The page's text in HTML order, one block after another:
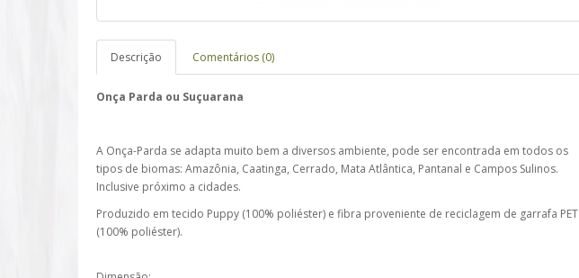
Descrição Comentários (0)
Onça Parda ou Suçuarana
A Onça-Parda se adapta muito bem a diversos ambiente, pode ser encontrada em todos os
tipos de biomas: Amazônia, Caatinga, Cerrado, Mata Atlântica, Pantanal e Campos Sulinos.
Inclusive próximo a cidades.
Produzido em tecido Puppy (100% poliéster) e fibra proveniente de reciclagem de garrafa PET
(100% poliéster).